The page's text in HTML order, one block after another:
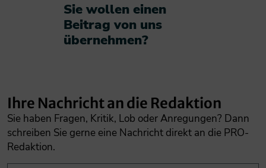
Sie wollen einen
Beitrag von uns
übernehmen?​
Ihre Nachricht an die Redaktion
Sie haben Fragen, Kritik, Lob oder Anregungen? Dann
schreiben Sie gerne eine Nachricht direkt an die PRO-
Redaktion.